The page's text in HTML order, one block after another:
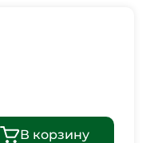
В корзину